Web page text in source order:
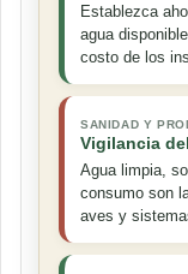
Establezca
agua
costo de los
SANIDAD Y
Vigilancia
Agua limpia,
consumo son
aves y